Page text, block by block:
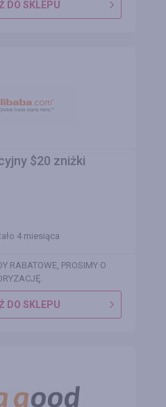
DO SKLEPU
$20 zniżki
4 miesiąca
RABATOWE, PROSIMY O
DO SKLEPU